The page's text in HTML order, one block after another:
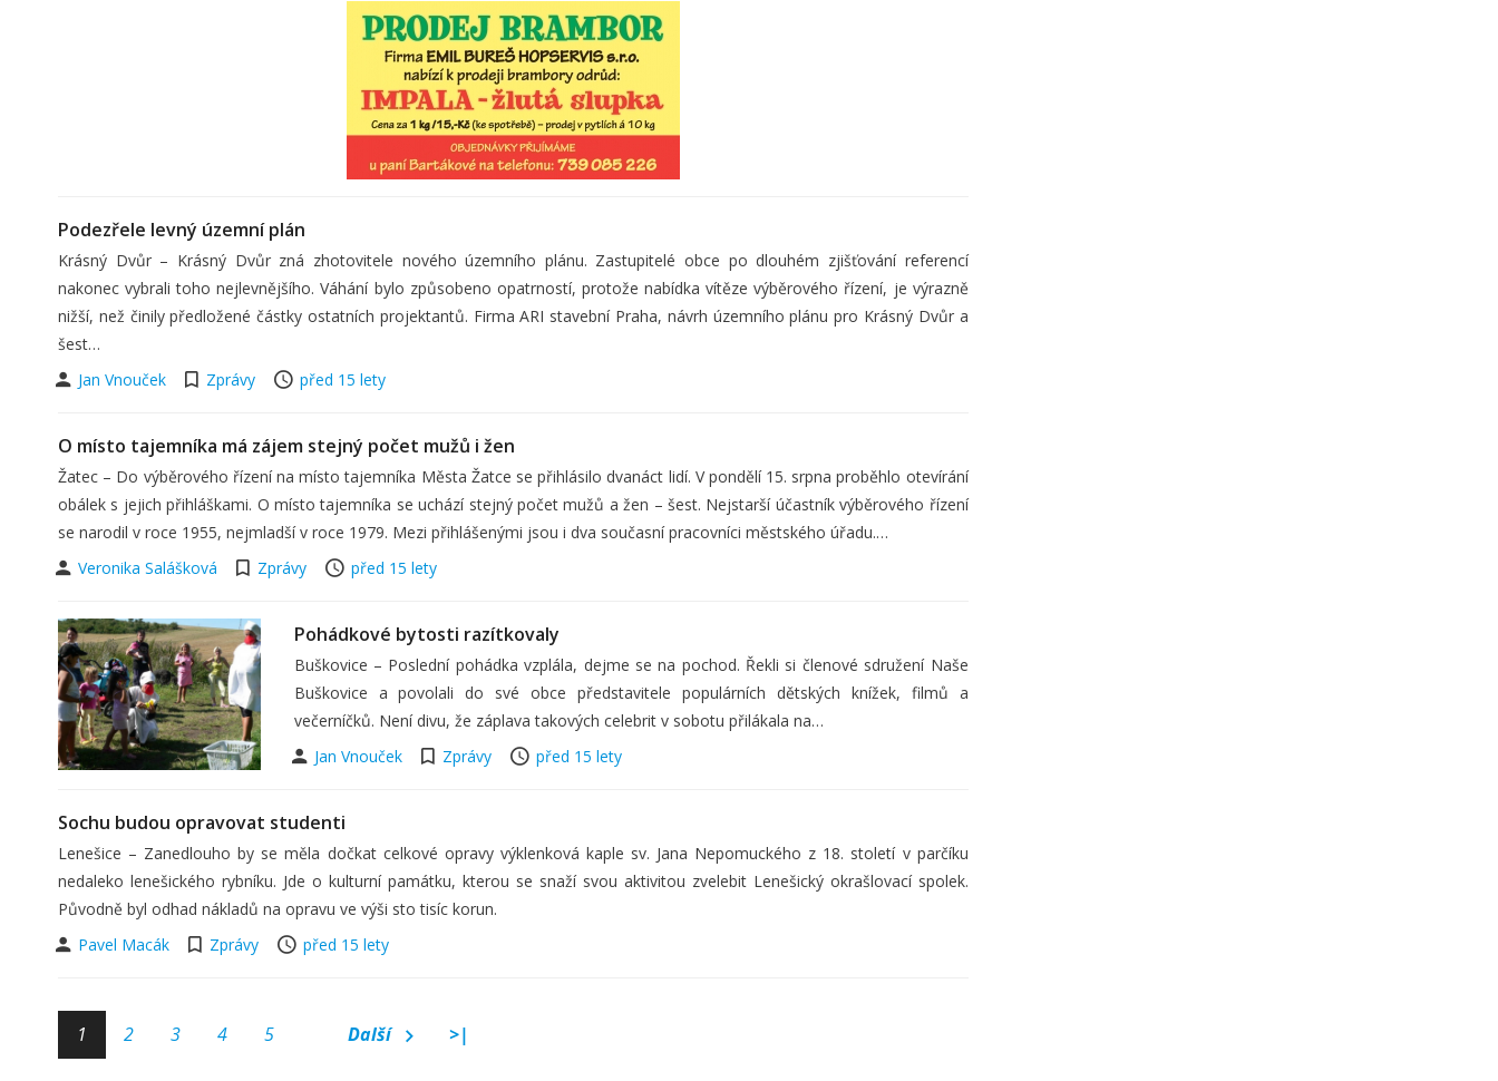
Podezřele levný územní plán
Krásný Dvůr – Krásný Dvůr zná zhotovitele nového územního plánu. Zastupitelé obce po dlouhém zjišťování referencí
nakonec vybrali toho nejlevnějšího. Váhání bylo způsobeno opatrností, protože nabídka vítěze výběrového řízení, je výrazně
nižší, než činily předložené částky ostatních projektantů. Firma ARI stavební Praha, návrh územního plánu pro Krásný Dvůr a
šest…
Jan Vnouček
Zprávy před 15 lety
O místo tajemníka má zájem stejný počet mužů i žen
Žatec – Do výběrového řízení na místo tajemníka Města Žatce se přihlásilo dvanáct lidí. V pondělí 15. srpna proběhlo otevírání
obálek s jejich přihláškami. O místo tajemníka se uchází stejný počet mužů a žen – šest. Nejstarší účastník výběrového řízení
se narodil v roce 1955, nejmladší v roce 1979. Mezi přihlášenými jsou i dva současní pracovníci městského úřadu.…
Veronika Salášková
Zprávy před 15 lety
Pohádkové bytosti razítkovaly
Buškovice – Poslední pohádka vzplála, dejme se na pochod. Řekli si členové sdružení Naše
Buškovice a povolali do své obce představitele populárních dětských knížek, filmů a
večerníčků. Není divu, že záplava takových celebrit v sobotu přilákala na…
Jan Vnouček
Zprávy před 15 lety
Sochu budou opravovat studenti
Lenešice – Zanedlouho by se měla dočkat celkové opravy výklenková kaple sv. Jana Nepomuckého z 18. století v parčíku
nedaleko lenešického rybníku. Jde o kulturní památku, kterou se snaží svou aktivitou zvelebit Lenešický okrašlovací spolek.
Původně byl odhad nákladů na opravu ve výši sto tisíc korun.
Pavel Macák
Zprávy před 15 lety
1 2 3 4 5 Další >|